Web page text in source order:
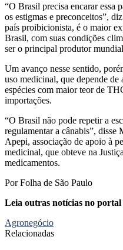
“O Brasil precisa encarar essa
os estigmas e preconceitos”,
país proibicionista, é o maior
Brasil, com suas condições
ser o principal produtor
Um avanço nesse sentido,
uso medicinal, que depende
espécies com maior teor de
importações.
“O Brasil não pode repetir a
regulamentar a cânabis”, disse
Apepi, associação de apoio à
medicinal, que obteve na
medicamentos.
Por Folha de São Paulo
Leia outras notícias no portal
Agronegócio
Relacionadas